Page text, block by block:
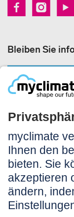
Bleiben Sie
Rechtliches:
Impressum
AGB
Datenschutz